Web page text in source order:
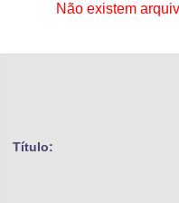
Advocacia-Geral da União
Não existem
Título: